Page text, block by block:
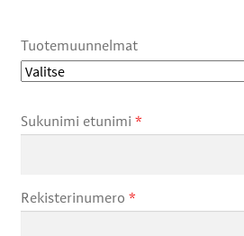
LOUNASPASSI (MUU KUIN
HENKILÖKUNNAN LOUNASPASSI
Tuotemuunnelmat
Sukunimi etunimi *
Rekisterinumero *